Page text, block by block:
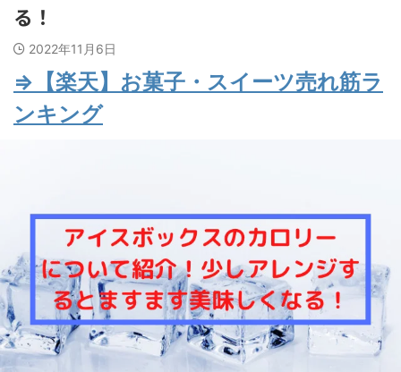
る！
2022年11月6日
⇒【楽天】お菓子・スイーツ売れ筋ラ
ンキング